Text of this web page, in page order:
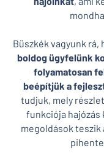
Büszkék vagyunk rá,
boldog ügyfelünk
folyamatosan
beépítjük a
tudjuk, mely
funkciója hajózás
megoldások teszik